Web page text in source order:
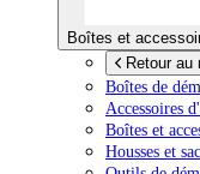
Boîtes et
Retour au
Boîtes de
Accessoires
Boîtes et
Housses et